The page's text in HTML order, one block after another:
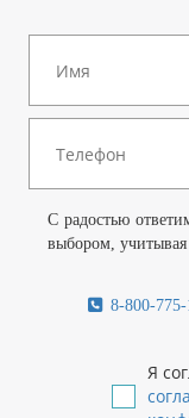
С радостью
выбором,
8-800-
Я